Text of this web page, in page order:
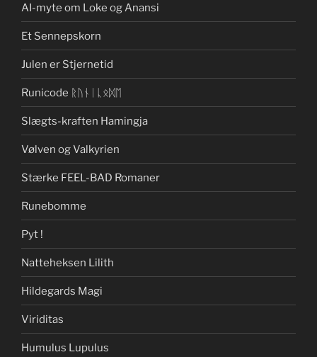
AI-myte om Loke og Anansi
Et Sennepskorn
Julen er Stjernetid
Runicode ᚱᚢᚾᛁᚳᛟᛞᛖ
Slægts-kraften Hamingja
Vølven og Valkyrien
Stærke FEEL-BAD Romaner
Runebomme
Pyt !
Natteheksen Lilith
Hildegards Magi
Viriditas
Humulus Lupulus